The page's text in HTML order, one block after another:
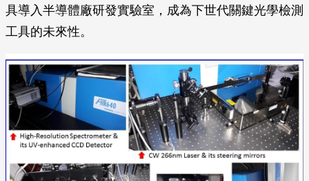
具導入半導體廠研發實驗室，成為下世代關鍵光學檢測
工具的未來性。